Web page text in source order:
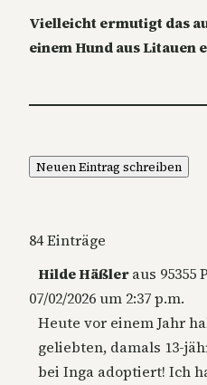
Vielleicht ermutigt das
einem Hund aus Litauen
84 Einträge
Hilde Häßleraus 95355
07/02/2026um 2:37 p.m.
Heute vor einem Jahr
geliebten, damals 13-
bei Inga adoptiert! Ich